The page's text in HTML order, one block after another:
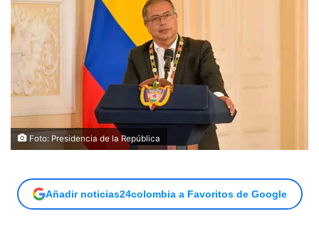
Foto: Presidencia de la República
Añadir noticias24colombia a Favoritos de Google